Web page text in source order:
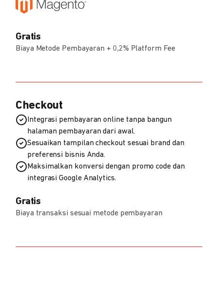
Gratis
Biaya Metode Pembayaran + 0,2% Platform Fee
Checkout
Integrasi pembayaran online tanpa bangun
halaman pembayaran dari awal.
Sesuaikan tampilan checkout sesuai brand dan
preferensi bisnis Anda.
Maksimalkan konversi dengan promo code dan
integrasi Google Analytics.
Gratis
Biaya transaksi sesuai metode pembayaran